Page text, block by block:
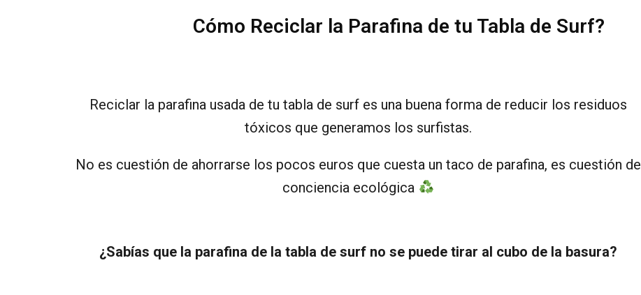
Cómo Reciclar la Parafina de tu Tabla de Surf?
Reciclar la parafina usada de tu tabla de surf es una buena forma de reducir los residuos
tóxicos que generamos los surfistas.
No es cuestión de ahorrarse los pocos euros que cuesta un taco de parafina, es cuestión de
conciencia ecológica
¿Sabías que la parafina de la tabla de surf no se puede tirar al cubo de la basura?